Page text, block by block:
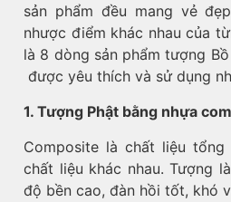
sản phẩm đều mang vẻ
nhược điểm khác nhau của
là 8 dòng sản phẩm tượng
được yêu thích và sử dụng
1. Tượng Phật bằng nhựa
Composite là chất liệu
chất liệu khác nhau. Tượng
độ bền cao, đàn hồi tốt, khó